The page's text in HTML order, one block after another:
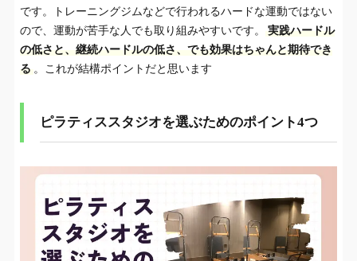
です。トレーニングジムなどで行われるハードな運動ではない
ので、運動が苦手な人でも取り組みやすいです。
実践ハードル
の低さと、継続ハードルの低さ、でも効果はちゃんと期待でき
る 。これが結構ポイントだと思います
ピラティススタジオを選ぶためのポイント4つ